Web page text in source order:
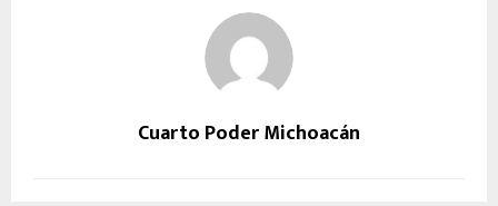
Cuarto Poder Michoacán